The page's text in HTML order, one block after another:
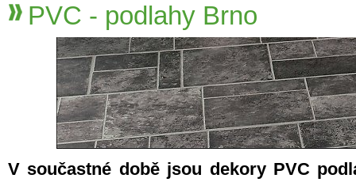
PVC - podlahy Brno
V součastné době jsou dekory PVC